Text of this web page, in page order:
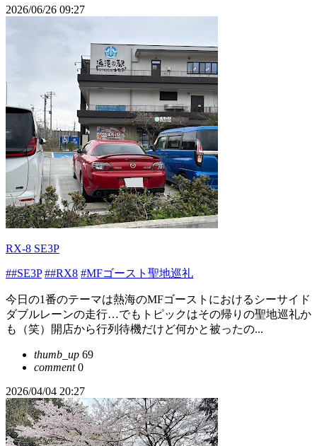
2026/06/26 09:27
RX-8 SE3P
##SE3P ##RX8 #MFゴースト聖地巡礼
今日の1番のテーマは熱海のMFゴーストにおけるシーサイド
ダブルレーンの走行…でもトピックはその帰りの聖地巡礼か
も（笑）開店から行列待機だけど何かと被ったの...
thumb_up 69
comment0
2026/04/04 20:27